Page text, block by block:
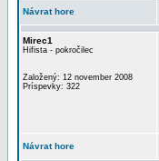
Návrat hore
Mirec1
Hifista - pokročilec
Založený: 12 november 2008
Príspevky: 322
Návrat hore